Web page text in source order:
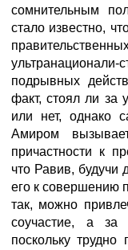
сомнительным
стало известно,
подрывных
факт, стоял ли за
или нет, однако
Амиром
причастности к
что Равив, будучи
его к совершению
так, можно
соучастие, а за
поскольку